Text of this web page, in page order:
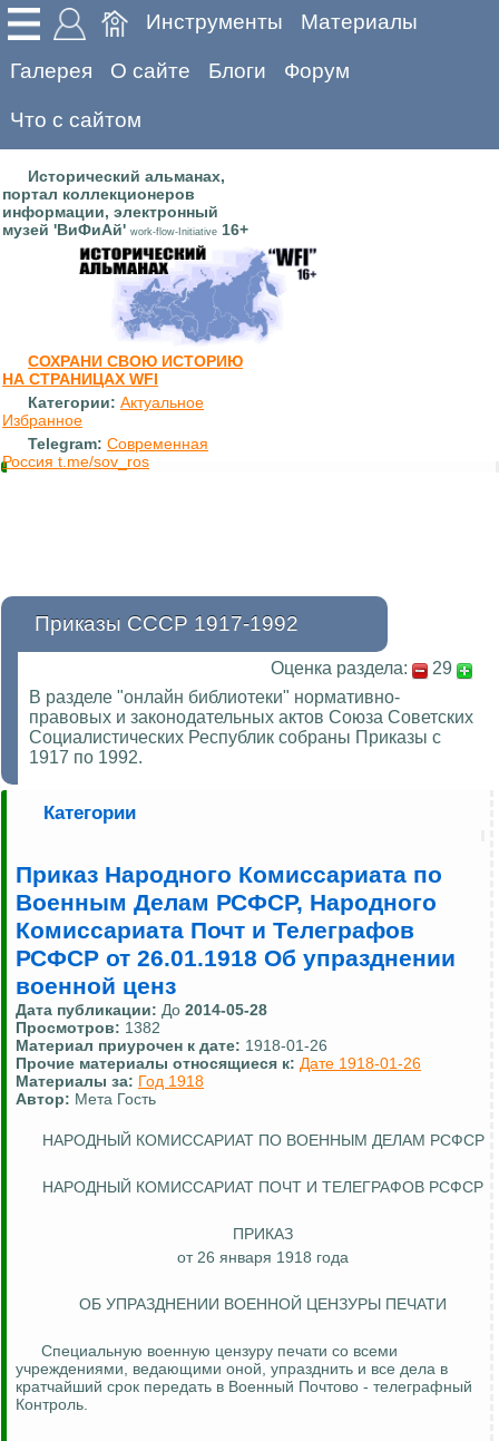
Инструменты Материалы
Галерея О сайте Блоги Форум
Что с сайтом
Исторический альманах,
портал коллекционеров
информации, электронный
музей 'ВиФиАй' work-flow-Initiative 16+
СОХРАНИ СВОЮ ИСТОРИЮ
НА СТРАНИЦАХ WFI
Категории: Актуальное
Избранное
Telegram: Современная
Россия t.me/sov_ros
Приказы СССР 1917-1992
Оценка раздела:
29
В разделе "онлайн библиотеки" нормативно-
правовых и законодательных актов Союза Советских
Социалистических Республик собраны Приказы с
1917 по 1992.
Категории
Приказ Народного Комиссариата по
Военным Делам РСФСР, Народного
Комиссариата Почт и Телеграфов
РСФСР от 26.01.1918 Об упразднении
военной ценз
Дата публикации: До 2014-05-28
Просмотров: 1382
Материал приурочен к дате: 1918-01-26
Прочие материалы относящиеся к: Дате 1918-01-26
Материалы за: Год 1918
Автор: Мета Гость
НАРОДНЫЙ КОМИССАРИАТ ПО ВОЕННЫМ ДЕЛАМ РСФСР
НАРОДНЫЙ КОМИССАРИАТ ПОЧТ И ТЕЛЕГРАФОВ РСФСР
ПРИКАЗ
от 26 января 1918 года
ОБ УПРАЗДНЕНИИ ВОЕННОЙ ЦЕНЗУРЫ ПЕЧАТИ
Специальную военную цензуру печати со всеми
учреждениями, ведающими оной, упразднить и все дела в
кратчайший срок передать в Военный Почтово - телеграфный
Контроль.